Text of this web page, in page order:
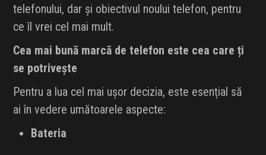
telefonului, dar și obiectivul noului telefon, pentru
ce îl vrei cel mai mult.
Cea mai bună marcă de telefon este cea care ți
se potrivește
Pentru a lua cel mai ușor decizia, este esențial să
ai în vedere umătoarele aspecte:
Bateria